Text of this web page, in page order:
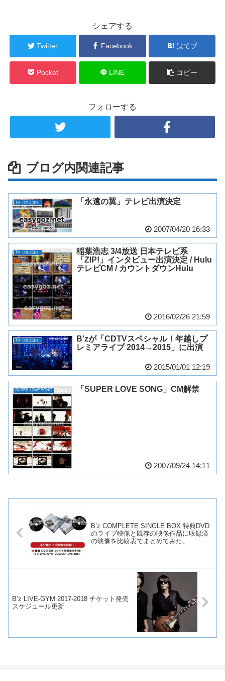
シェアする
Twitter Facebook はてブ
Pocket LINE コピー
フォローする
ブログ内関連記事
TV（地上波） 「永遠の翼」テレビ出演決定
2007/04/20 16:33
TV（地上波）
稲葉浩志 3/4放送 日本テレビ系
「ZIP!」インタビュー出演決定 / Hulu
テレビCM / カウントダウンHulu
2016/02/26 21:59
TV（地上波）
B’zが「CDTVスペシャル！年越しプ
レミアライブ 2014→2015」に出演
2015/01/01 12:19
SUPER LOVE SONG 「SUPER LOVE SONG」CM解禁
2007/09/24 14:11
B’z COMPLETE SINGLE BOX 特典DVD
のライブ映像と既存の映像作品に収録済
の映像を比較表でまとめてみた。
B’z LIVE-GYM 2017-2018 チケット発売
スケジュール更新